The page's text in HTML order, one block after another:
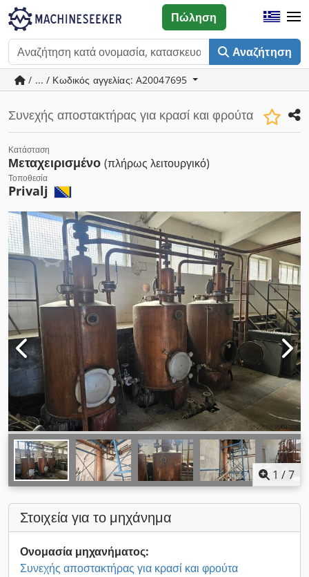
Αναζήτηση
Πώληση
/ ... / Κωδικός αγγελίας: A20047695
Συνεχής αποστακτήρας για κρασί και φρούτα
Κατάσταση
Μεταχειρισμένο (πλήρως λειτουργικό)
Τοποθεσία
Privalj
1 /7
Στοιχεία για το μηχάνημα
Ονομασία μηχανήματος:
Συνεχής αποστακτήρας για κρασί και φρούτα